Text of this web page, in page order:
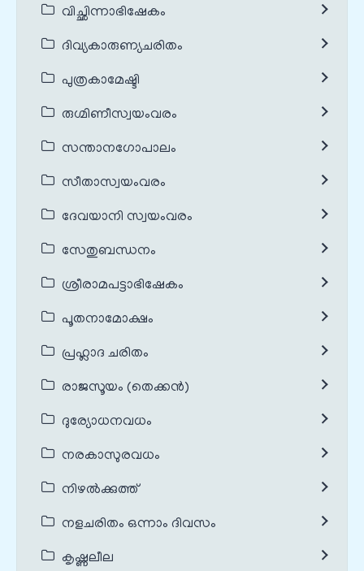
വിച്ഛിന്നാഭിഷേകം
ദിവ്യകാരുണ്യചരിതം
പുത്രകാമേഷ്ടി
രുഗ്മിണീസ്വയംവരം
സന്താനഗോപാലം
സീതാസ്വയംവരം
ദേവയാനി സ്വയംവരം
സേതുബന്ധനം
ശ്രീരാമപട്ടാഭിഷേകം
പൂതനാമോക്ഷം
പ്രഹ്ലാദ ചരിതം
രാജസൂയം (തെക്കൻ)
ദുര്യോധനവധം
നരകാസുരവധം
നിഴൽക്കുത്ത്
നളചരിതം ഒന്നാം ദിവസം
കൃഷ്ണലീല